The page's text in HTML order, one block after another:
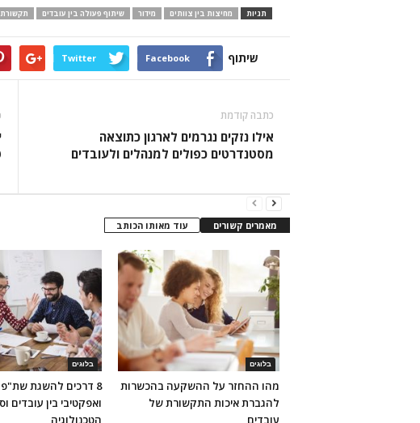
תגיות מחיצות בין צוותים מידור שיתוף פעולה בין עובדים
שיתוף Facebook
Twitter
כתבה קודמת
אילו נזקים נגרמים לארגון כתוצאה
מסטנדרטים כפולים למנהלים ולעובדים
מאמרים קשורים עוד מאותו הכותב
בלוגים
8 דרכים להשגת שת"פ
ואפקטיבי בין עובדים
הטכנולוגיה
בלוגים
מהו ההחזר על ההשקעה בהכשרות
להגברת איכות התקשורת של
עובדים